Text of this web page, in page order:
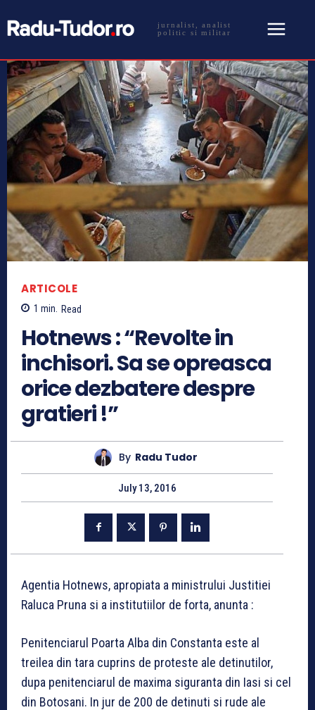
jurnalist, analist
politic si militar
ARTICOLE
1 min. Read
Hotnews : “Revolte in
inchisori. Sa se opreasca
orice dezbatere despre
gratieri !”
By Radu Tudor
July 13, 2016
Agentia Hotnews, apropiata a ministrului Justitiei
Raluca Pruna si a institutiilor de forta, anunta :
Penitenciarul Poarta Alba din Constanta este al
treilea din tara cuprins de proteste ale detinutilor,
dupa penitenciarul de maxima siguranta din Iasi si cel
din Botosani. In jur de 200 de detinuti si rude ale